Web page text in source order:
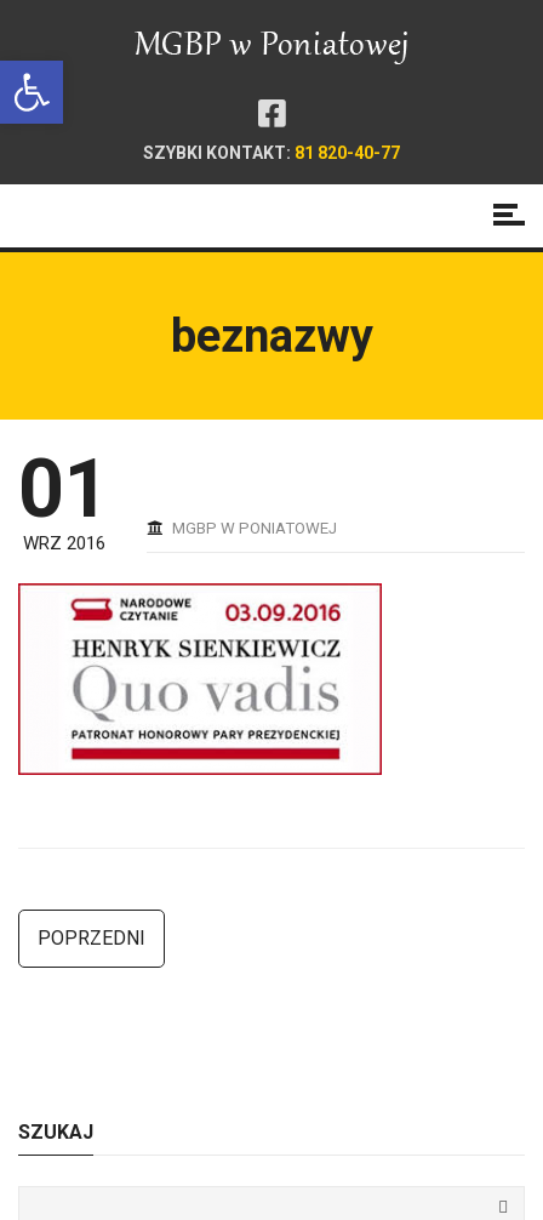
Open toolbar
SZYBKI KONTAKT: 81 820-40-77
beznazwy
01
WRZ 2016
MGBP W PONIATOWEJ
POPRZEDNI
SZUKAJ